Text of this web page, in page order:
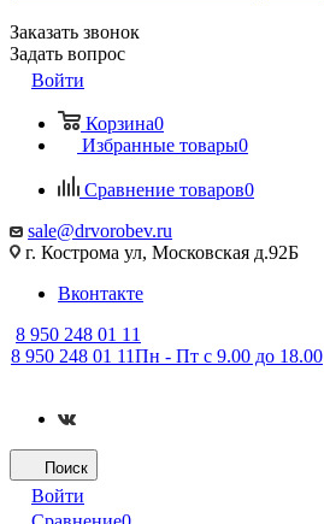
Заказать звонок
Задать вопрос
Войти
Корзина0
Избранные товары0
Сравнение товаров0
sale@drvorobev.ru
г. Кострома ул, Московская д.92Б
Вконтакте
8 950 248 01 11
8 950 248 01 11Пн - Пт с 9.00 до 18.00
Поиск
Войти